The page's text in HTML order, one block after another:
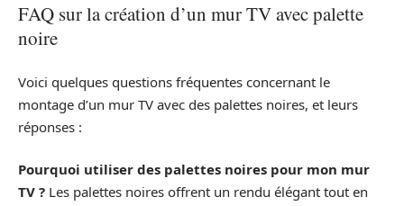
FAQ sur la création d’un mur TV avec palette
noire
Voici quelques questions fréquentes concernant le
montage d’un mur TV avec des palettes noires, et leurs
réponses :
Pourquoi utiliser des palettes noires pour mon mur
TV ? Les palettes noires offrent un rendu élégant tout en